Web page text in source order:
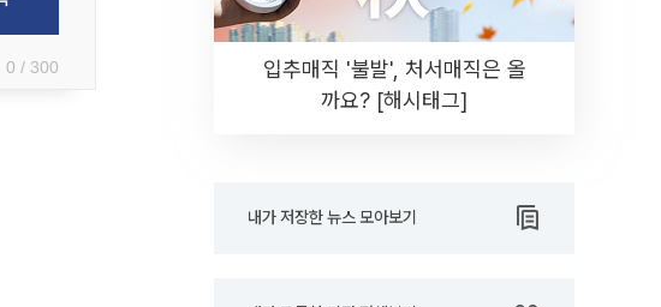
0 / 300
입추매직 '불발', 처서매직은 올
까요? [해시태그]
내가 저장한 뉴스 모아보기